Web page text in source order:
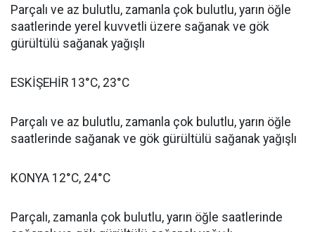
Parçalı ve az bulutlu, zamanla çok bulutlu, yarın öğle
saatlerinde yerel kuvvetli üzere sağanak ve gök
gürültülü sağanak yağışlı
ESKİŞEHİR 13°C, 23°C
Parçalı ve az bulutlu, zamanla çok bulutlu, yarın öğle
saatlerinde sağanak ve gök gürültülü sağanak yağışlı
KONYA 12°C, 24°C
Parçalı, zamanla çok bulutlu, yarın öğle saatlerinde